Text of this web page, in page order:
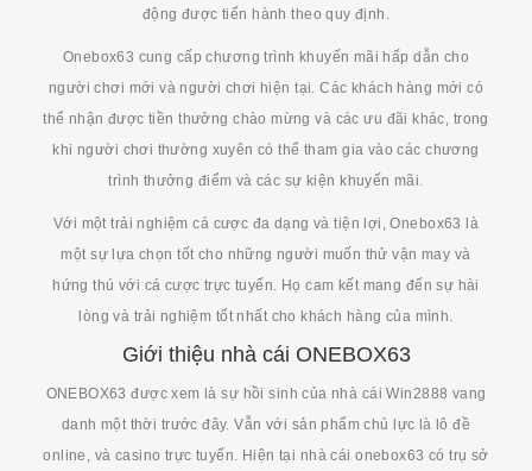
động được tiến hành theo quy định.
Onebox63 cung cấp chương trình khuyến mãi hấp dẫn cho
người chơi mới và người chơi hiện tại. Các khách hàng mới có
thể nhận được tiền thưởng chào mừng và các ưu đãi khác, trong
khi người chơi thường xuyên có thể tham gia vào các chương
trình thưởng điểm và các sự kiện khuyến mãi.
Với một trải nghiệm cá cược đa dạng và tiện lợi, Onebox63 là
một sự lựa chọn tốt cho những người muốn thử vận may và
hứng thú với cá cược trực tuyến. Họ cam kết mang đến sự hài
lòng và trải nghiệm tốt nhất cho khách hàng của mình.
Giới thiệu nhà cái ONEBOX63
ONEBOX63 được xem là sự hồi sinh của nhà cái Win2888 vang
danh một thời trước đây. Vẫn với sản phẩm chủ lực là lô đề
online, và casino trực tuyến. Hiện tại nhà cái onebox63 có trụ sở